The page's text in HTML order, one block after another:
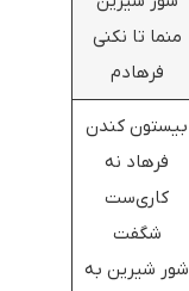
منما تا نکنی
فرهادم
بیستون کندن
فرهاد نه
کاری‌ست
شگفت
شور شیرین به